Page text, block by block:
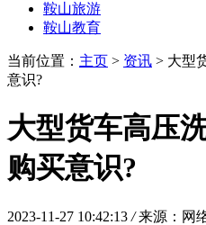
鞍山旅游
鞍山教育
当前位置： 主页 > 资讯 > 大型
意识?
大型货车高压
购买意识?
2023-11-27 10:42:13 / 来源：网